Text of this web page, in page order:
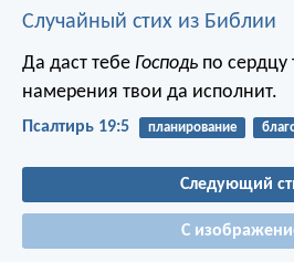
Случайный стих из Библии
Да даст тебе Господь по сердцу
намерения твои да исполнит.
Псалтирь 19:5 планирование
Следующий
С